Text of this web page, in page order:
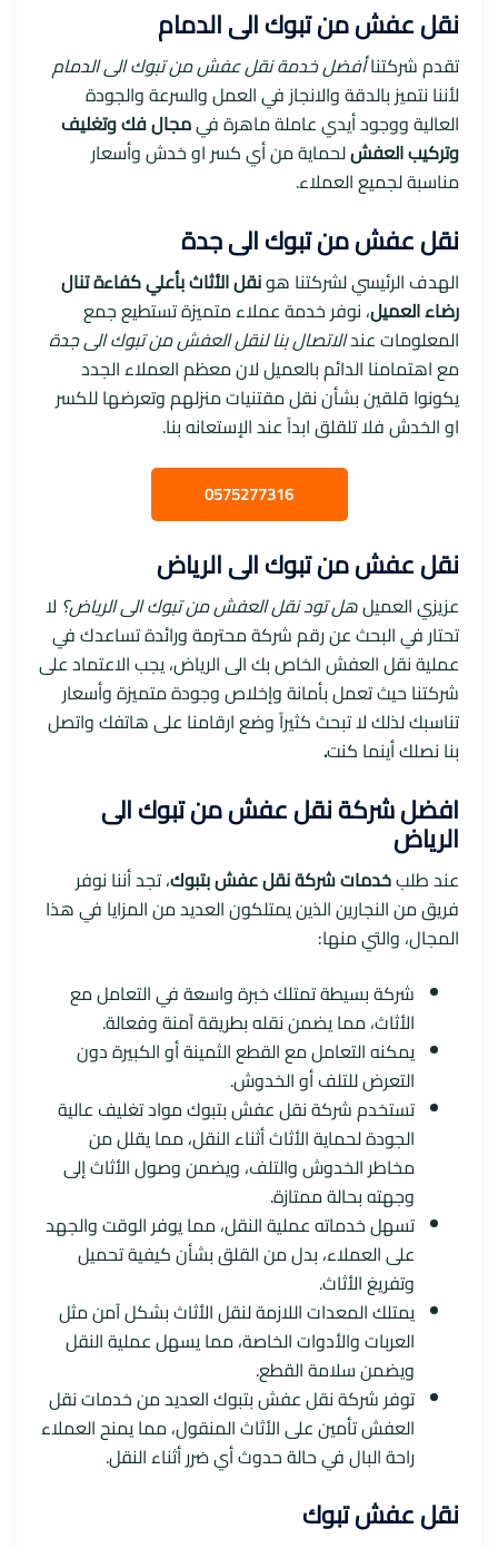
نقل عفش من تبوك الى الدمام
تقدم شركتناأفضل خدمة نقل عفش من تبوك الى الدمام
لأننا نتميز بالدقة والانجاز في العمل والسرعة والجودة
العالية ووجود أيدي عاملة ماهرة فيمجال فك وتغليف
وتركيب العفشلحماية من أي كسر او خدش وأسعار
مناسبة لجميع العملاء.
نقل عفش من تبوك الى جدة
الهدف الرئيسي لشركتنا هونقل الأثاث بأعلي كفاءة تنال
رضاء العميل، نوفر خدمة عملاء متميزة تستطيع جمع
المعلومات عندالاتصال بنا لنقل العفش من تبوك الى جدة
مع اهتمامنا الدائم بالعميل لان معظم العملاء الجدد
يكونوا قلقين بشأن نقل مقتنيات منزلهم وتعرضها للكسر
او الخدش فلا تلقلق ابداً عند الإستعانه بنا.
0575277316
نقل عفش من تبوك الى الرياض
عزيزي العميلهل تود نقل العفش من تبوك الى الرياض؟ لا
تحتار في البحث عن رقم شركة محترمة ورائدة تساعدك في
عملية نقل العفش الخاص بك الى الرياض، يجب الاعتماد على
شركتنا حيث تعمل بأمانة وإخلاص وجودة متميزة وأسعار
تناسبك لذلك لا تبحث كثيراً وضع ارقامنا على هاتفك واتصل
بنا نصلك أينما كنت.
افضل شركة نقل عفش من تبوك الى
الرياض
عند طلبخدمات شركة نقل عفش بتبوك، تجد أننا نوفر
فريق من النجارين الذين يمتلكون العديد من المزايا في هذا
المجال، والتي منها:
شركة بسيطة تمتلك خبرة واسعة في التعامل مع
الأثاث، مما يضمن نقله بطريقة آمنة وفعالة.
يمكنه التعامل مع القطع الثمينة أو الكبيرة دون
التعرض للتلف أو الخدوش.
تستخدم شركة نقل عفش بتبوك مواد تغليف عالية
الجودة لحماية الأثاث أثناء النقل، مما يقلل من
مخاطر الخدوش والتلف، ويضمن وصول الأثاث إلى
وجهته بحالة ممتازة.
تسهل خدماته عملية النقل، مما يوفر الوقت والجهد
على العملاء، بدل من القلق بشأن كيفية تحميل
وتفريغ الأثاث.
يمتلك المعدات اللازمة لنقل الأثاث بشكل آمن مثل
العربات والأدوات الخاصة، مما يسهل عملية النقل
ويضمن سلامة القطع.
توفر شركة نقل عفش بتبوك العديد من خدمات نقل
العفش تأمين على الأثاث المنقول، مما يمنح العملاء
راحة البال في حالة حدوث أي ضرر أثناء النقل.
نقل عفش تبوك